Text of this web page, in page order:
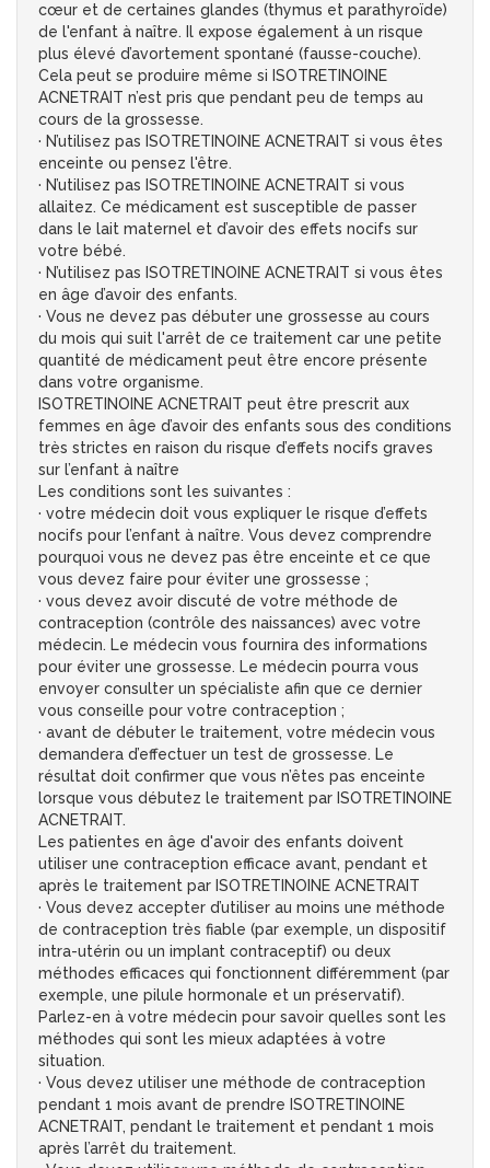
cœur et de certaines glandes (thymus et parathyroïde)
de l'enfant à naître. Il expose également à un risque
plus élevé d’avortement spontané (fausse-couche).
Cela peut se produire même si ISOTRETINOINE
ACNETRAIT n’est pris que pendant peu de temps au
cours de la grossesse.
· N’utilisez pas ISOTRETINOINE ACNETRAIT si vous êtes
enceinte ou pensez l'être.
· N’utilisez pas ISOTRETINOINE ACNETRAIT si vous
allaitez. Ce médicament est susceptible de passer
dans le lait maternel et d’avoir des effets nocifs sur
votre bébé.
· N’utilisez pas ISOTRETINOINE ACNETRAIT si vous êtes
en âge d’avoir des enfants.
· Vous ne devez pas débuter une grossesse au cours
du mois qui suit l'arrêt de ce traitement car une petite
quantité de médicament peut être encore présente
dans votre organisme.
ISOTRETINOINE ACNETRAIT peut être prescrit aux
femmes en âge d’avoir des enfants sous des conditions
très strictes en raison du risque d’effets nocifs graves
sur l’enfant à naître
Les conditions sont les suivantes :
· votre médecin doit vous expliquer le risque d’effets
nocifs pour l’enfant à naître. Vous devez comprendre
pourquoi vous ne devez pas être enceinte et ce que
vous devez faire pour éviter une grossesse ;
· vous devez avoir discuté de votre méthode de
contraception (contrôle des naissances) avec votre
médecin. Le médecin vous fournira des informations
pour éviter une grossesse. Le médecin pourra vous
envoyer consulter un spécialiste afin que ce dernier
vous conseille pour votre contraception ;
· avant de débuter le traitement, votre médecin vous
demandera d’effectuer un test de grossesse. Le
résultat doit confirmer que vous n’êtes pas enceinte
lorsque vous débutez le traitement par ISOTRETINOINE
ACNETRAIT.
Les patientes en âge d'avoir des enfants doivent
utiliser une contraception efficace avant, pendant et
après le traitement par ISOTRETINOINE ACNETRAIT
· Vous devez accepter d’utiliser au moins une méthode
de contraception très fiable (par exemple, un dispositif
intra-utérin ou un implant contraceptif) ou deux
méthodes efficaces qui fonctionnent différemment (par
exemple, une pilule hormonale et un préservatif).
Parlez-en à votre médecin pour savoir quelles sont les
méthodes qui sont les mieux adaptées à votre
situation.
· Vous devez utiliser une méthode de contraception
pendant 1 mois avant de prendre ISOTRETINOINE
ACNETRAIT, pendant le traitement et pendant 1 mois
après l’arrêt du traitement.